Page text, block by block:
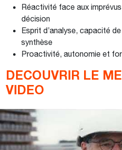
Réactivité face aux
décision
Esprit d’analyse, capacité
synthèse
Proactivité, autonomie et
DECOUVRIR LE
VIDEO